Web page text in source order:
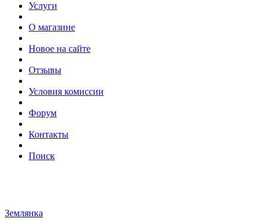
Услуги
О магазине
Новое на сайте
Отзывы
Условия комиссии
Форум
Контакты
Поиск
Землянка